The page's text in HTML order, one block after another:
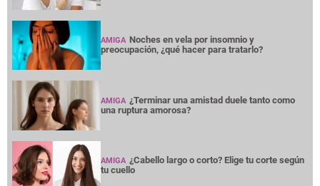
AMIGA Noches en vela por insomnio y
preocupación, ¿qué hacer para tratarlo?
AMIGA ¿Terminar una amistad duele tanto como
una ruptura amorosa?
AMIGA ¿Cabello largo o corto? Elige tu corte según
tu cuello